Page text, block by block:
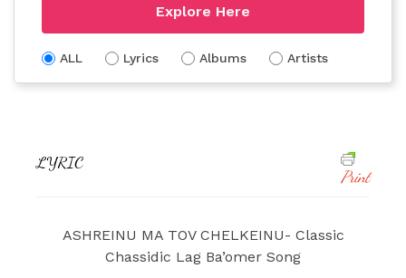
Explore Here
ALL Lyrics Albums Artists
LYRIC
Print
ASHREINU MA TOV CHELKEINU- Classic
Chassidic Lag Ba’omer Song